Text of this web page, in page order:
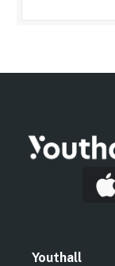
Youthall